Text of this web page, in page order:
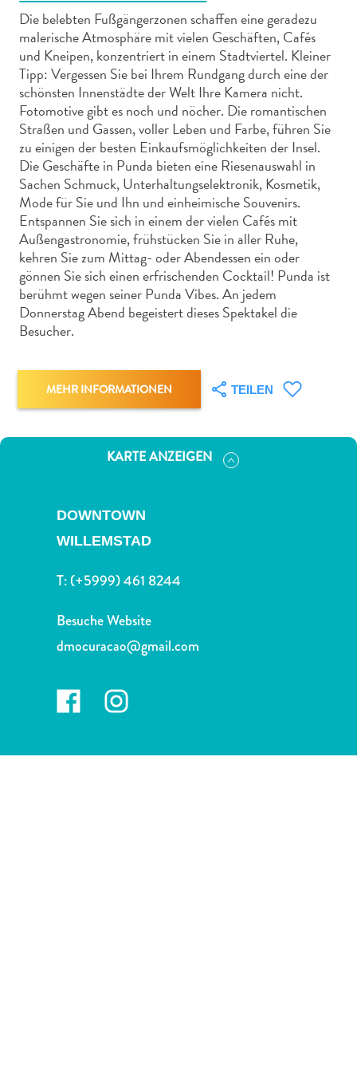
Abenteuer
zu
Land
andere
Einkaufsviertel
Essen
und
trinken
Kunst
und
Kultur
Mietwagen
und
Wahrzeichen
Wellness
Die belebten Fußgängerzonen schaffen eine geradezu
malerische Atmosphäre mit vielen Geschäften, Cafés
und Kneipen, konzentriert in einem Stadtviertel. Kleiner
Tipp: Vergessen Sie bei Ihrem Rundgang durch eine der
schönsten Innenstädte der Welt Ihre Kamera nicht.
Fotomotive gibt es noch und nöcher. Die romantischen
Straßen und Gassen, voller Leben und Farbe, führen Sie
zu einigen der besten Einkaufsmöglichkeiten der Insel.
Die Geschäfte in Punda bieten eine Riesenauswahl in
Sachen Schmuck, Unterhaltungselektronik, Kosmetik,
Mode für Sie und Ihn und einheimische Souvenirs.
Entspannen Sie sich in einem der vielen Cafés mit
Außengastronomie, frühstücken Sie in aller Ruhe,
kehren Sie zum Mittag- oder Abendessen ein oder
gönnen Sie sich einen erfrischenden Cocktail! Punda ist
berühmt wegen seiner Punda Vibes. An jedem
Donnerstag Abend begeistert dieses Spektakel die
Besucher.
MEHR INFORMATIONEN TEILEN
KARTE ANZEIGEN
DOWNTOWN
WILLEMSTAD
T:(+5999) 461 8244
Besuche Website
dmocuracao@gmail.com